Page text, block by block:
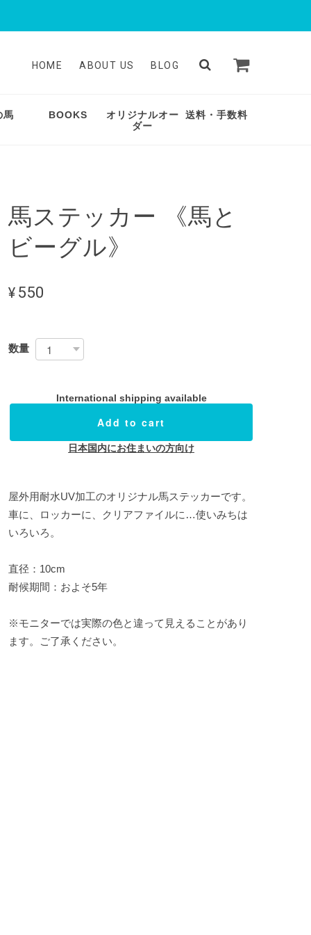
HOME ABOUT US BLOG
馬 BOOKS
オリジナルオー
ダー
送料・手数料
馬ステッカー 《馬と
ビーグル》
¥550
数量
International shipping available
Add to cart
日本国内にお住まいの方向け
屋外用耐水UV加工のオリジナル馬ステッカーです。
車に、ロッカーに、クリアファイルに…使いみちは
いろいろ。
直径：10cm
耐候期間：およそ5年
※モニターでは実際の色と違って見えることがあり
ます。ご了承ください。